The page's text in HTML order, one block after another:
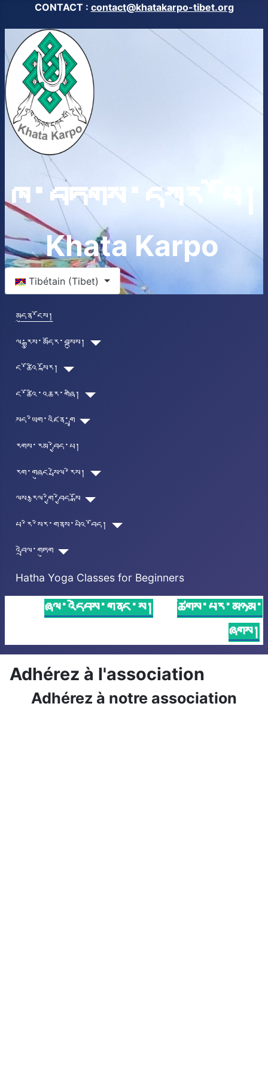
CONTACT : contact@khatakarpo-tibet.org
ཁ་བཏགས་དཀར་པོ།
Khata Karpo
Select your language
Tibétain (Tibet)
མདུན་ངོས།
ལོ་རྒྱུས་མདོར་བསྡུས།
ང་ཚོའི་སྐོར།
ང་ཚོའི་འཆར་གཞི།
སྐད་ཡིག་འཛིན་གྲྭ
རོགས་རམ་བྱེད་པ།
རིག་གཞུང་སྤེལ་རེས།
ལུས་རྩལ་གྱི་བྱེད་སྒོ
པཱ་རི་སིར་གནས་པའི་བོད།
འབྲེལ་གཏུག
Hatha Yoga Classes for Beginners
ཞལ་འདེབས་གནང་ས།
ཚོགས་པར་མཉམ་
ཞུགས།
Adhérez à l'association
Adhérez à notre association